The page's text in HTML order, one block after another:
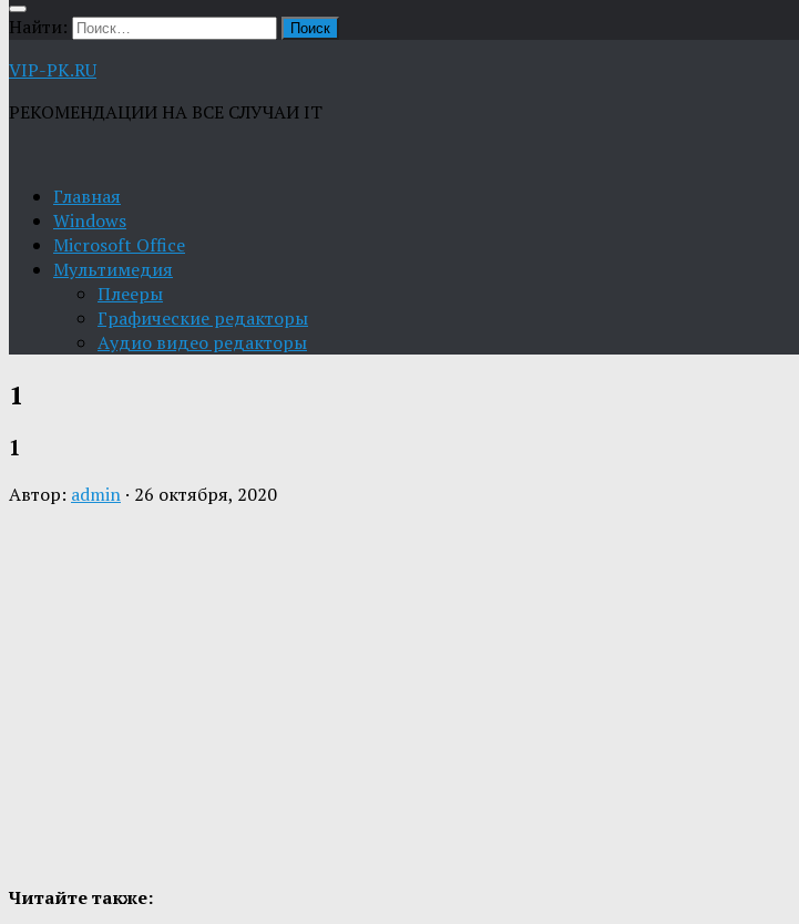
Найти:
VIP-PK.RU
РЕКОМЕНДАЦИИ НА ВСЕ СЛУЧАИ IT
Главная
Windows
Microsoft Office
Мультимедия
Плееры
Графические редакторы
Aудио видео редакторы
1
1
Автор: admin · 26 октября, 2020
Читайте также: